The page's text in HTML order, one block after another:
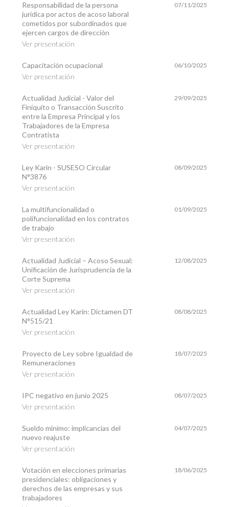
Responsabilidad de la persona
jurídica por actos de acoso laboral
cometidos por subordinados que
ejercen cargos de dirección
Ver presentación
07/11/2025
Capacitación ocupacional
Ver presentación
06/10/2025
Actualidad Judicial - Valor del
Finiquito o Transacción Suscrito
entre la Empresa Principal y los
Trabajadores de la Empresa
Contratista
Ver presentación
29/09/2025
Ley Karin - SUSESO Circular
N°3876
Ver presentación
08/09/2025
La multifuncionalidad o
polifuncionalidad en los contratos
de trabajo
Ver presentación
01/09/2025
Actualidad Judicial – Acoso Sexual:
Unificación de Jurisprudencia de la
Corte Suprema
Ver presentación
12/08/2025
Actualidad Ley Karin: Dictamen DT
N°515/21
Ver presentación
08/08/2025
Proyecto de Ley sobre Igualdad de
Remuneraciones
Ver presentación
18/07/2025
IPC negativo en junio 2025
Ver presentación
08/07/2025
Sueldo mínimo: implicancias del
nuevo reajuste
Ver presentación
04/07/2025
Votación en elecciones primarias
presidenciales: obligaciones y
derechos de las empresas y sus
trabajadores
18/06/2025